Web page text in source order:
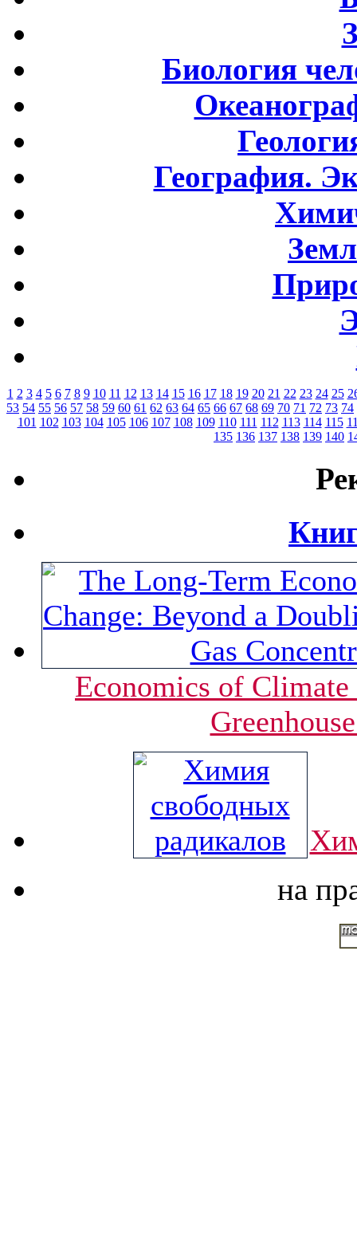
Биология
География.
1 2 3 4 5 6 7 8 9 10 11 12 13 14 15 16 17 18 19 20 21 22 23 24 25
53 54 55 56 57 58 59 60 61 62 63 64 65 66 67 68 69 70 71 72 73 74
101 102 103 104 105 106 107 108 109 110 111 112 113 114 115
135 136 137 138 139 140
Economics of
на